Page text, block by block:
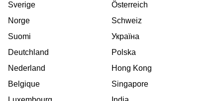
Sverige
Norge
Suomi
Deutchland
Nederland
Belgique
Österreich
Schweiz
Україна
Polska
Hong Kong
Singapore